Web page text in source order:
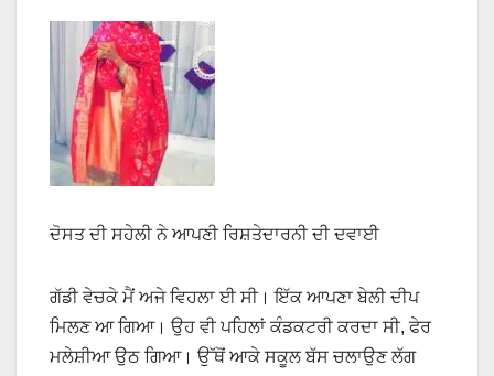
ਦੋਸਤ ਦੀ ਸਹੇਲੀ ਨੇ ਆਪਣੀ ਰਿਸ਼ਤੇਦਾਰਨੀ ਦੀ ਦਵਾਈ
ਗੱਡੀ ਵੇਚਕੇ ਮੈਂ ਅਜੇ ਵਿਹਲਾ ਈ ਸੀ। ਇੱਕ ਆਪਣਾ ਬੇਲੀ ਦੀਪ
ਮਿਲਣ ਆ ਗਿਆ। ਉਹ ਵੀ ਪਹਿਲਾਂ ਕੰਡਕਟਰੀ ਕਰਦਾ ਸੀ, ਫੇਰ
ਮਲੇਸ਼ੀਆ ਉਠ ਗਿਆ। ਉੱਥੋਂ ਆਕੇ ਸਕੂਲ ਬੱਸ ਚਲਾਉਣ ਲੱਗ